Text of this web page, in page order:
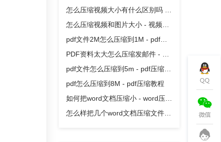
频压缩教程
怎么压缩视频大小有什么区别吗 -
视频压缩教程
怎么压缩视频和图片大小 - 视频压
缩教程
pdf文件2M怎么压缩到1M - pdf压
缩教程
PDF资料太大怎么压缩发邮件 - pdf
压缩教程
pdf文件怎么压缩到5m - pdf压缩教
程
pdf怎么压缩到8M - pdf压缩教程
如何把word文档压缩小 - word压缩
教程
怎么样把几个word文档压缩文件 -